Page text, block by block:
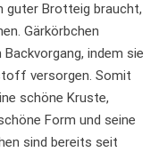
guter Brotteig braucht,
Gärkörbchen
indem sie
versorgen. Somit
schöne Kruste,
Form und seine
sind bereits seit